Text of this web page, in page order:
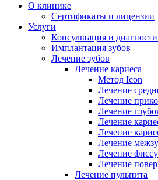
О клинике
Сертификаты и лицензии
Услуги
Консультация и
Имплантация зубов
Лечение зубов
Лечение кариеса
Метод Icon
Лечение
Лечение
Лечение
Лечение
Лечение
Лечение
Лечение
Лечение
Лечение пульпита